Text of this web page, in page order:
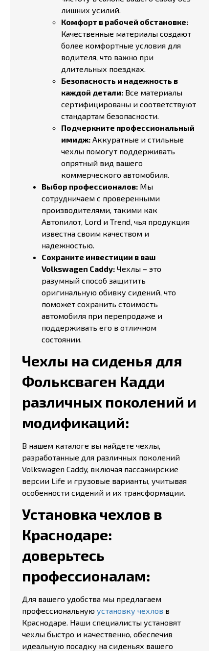
лишних усилий.
Комфорт в рабочей обстановке:
Качественные материалы создают
более комфортные условия для
водителя, что важно при
длительных поездках.
Безопасность и надежность в
каждой детали: Все материалы
сертифицированы и соответствуют
стандартам безопасности.
Подчеркните профессиональный
имидж: Аккуратные и стильные
чехлы помогут поддерживать
опрятный вид вашего
коммерческого автомобиля.
Выбор профессионалов: Мы
сотрудничаем с проверенными
производителями, такими как
Автопилот, Lord и Trend, чья продукция
известна своим качеством и
надежностью.
Сохраните инвестиции в ваш
Volkswagen Caddy: Чехлы – это
разумный способ защитить
оригинальную обивку сидений, что
поможет сохранить стоимость
автомобиля при перепродаже и
поддерживать его в отличном
состоянии.
Чехлы на сиденья для
Фольксваген Кадди
различных поколений и
модификаций:
В нашем каталоге вы найдете чехлы,
разработанные для различных поколений
Volkswagen Caddy, включая пассажирские
версии Life и грузовые варианты, учитывая
особенности сидений и их трансформации.
Установка чехлов в
Краснодаре:
доверьтесь
профессионалам:
Для вашего удобства мы предлагаем
профессиональную установку чехлов в
Краснодаре. Наши специалисты установят
чехлы быстро и качественно, обеспечив
идеальную посадку на сиденьях вашего